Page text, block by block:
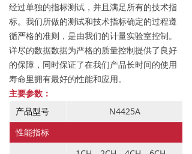
经过单独的指标测试，并且满足所有的技术指
标。我们所做的测试和技术指标确定的过程遵
循严格的准则，是由我们的计量实验室控制。
详尽的数据数据为严格的质量控制提供了良好
的保障，同时保证了在我们产品长时间的使用
寿命里拥有最好的性能和应用。
主要参数：
产品型号
N4425A
性能指标